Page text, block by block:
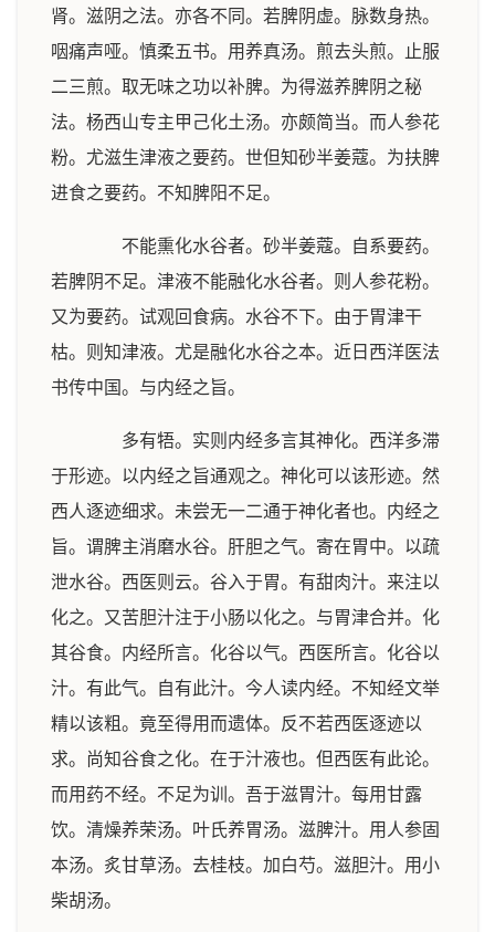
肾。滋阴之法。亦各不同。若脾阴虚。脉数身热。
咽痛声哑。慎柔五书。用养真汤。煎去头煎。止服
二三煎。取无味之功以补脾。为得滋养脾阴之秘
法。杨西山专主甲己化土汤。亦颇简当。而人参花
粉。尤滋生津液之要药。世但知砂半姜蔻。为扶脾
进食之要药。不知脾阳不足。
不能熏化水谷者。砂半姜蔻。自系要药。
若脾阴不足。津液不能融化水谷者。则人参花粉。
又为要药。试观回食病。水谷不下。由于胃津干
枯。则知津液。尤是融化水谷之本。近日西洋医法
书传中国。与内经之旨。
多有牾。实则内经多言其神化。西洋多滞
于形迹。以内经之旨通观之。神化可以该形迹。然
西人逐迹细求。未尝无一二通于神化者也。内经之
旨。谓脾主消磨水谷。肝胆之气。寄在胃中。以疏
泄水谷。西医则云。谷入于胃。有甜肉汁。来注以
化之。又苦胆汁注于小肠以化之。与胃津合并。化
其谷食。内经所言。化谷以气。西医所言。化谷以
汁。有此气。自有此汁。今人读内经。不知经文举
精以该粗。竟至得用而遗体。反不若西医逐迹以
求。尚知谷食之化。在于汁液也。但西医有此论。
而用药不经。不足为训。吾于滋胃汁。每用甘露
饮。清燥养荣汤。叶氏养胃汤。滋脾汁。用人参固
本汤。炙甘草汤。去桂枝。加白芍。滋胆汁。用小
柴胡汤。